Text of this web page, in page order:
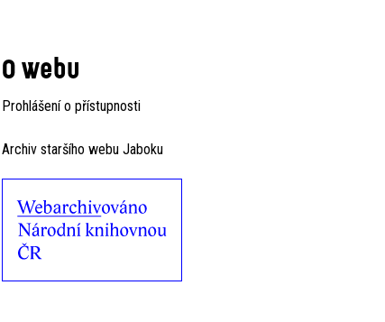
O webu
Prohlášení o přístupnosti
Archiv staršího webu Jaboku